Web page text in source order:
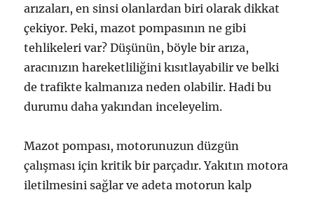
arızaları, en sinsi olanlardan biri olarak dikkat
çekiyor. Peki, mazot pompasının ne gibi
tehlikeleri var? Düşünün, böyle bir arıza,
aracınızın hareketliliğini kısıtlayabilir ve belki
de trafikte kalmanıza neden olabilir. Hadi bu
durumu daha yakından inceleyelim.
Mazot pompası, motorunuzun düzgün
çalışması için kritik bir parçadır. Yakıtın motora
iletilmesini sağlar ve adeta motorun kalp